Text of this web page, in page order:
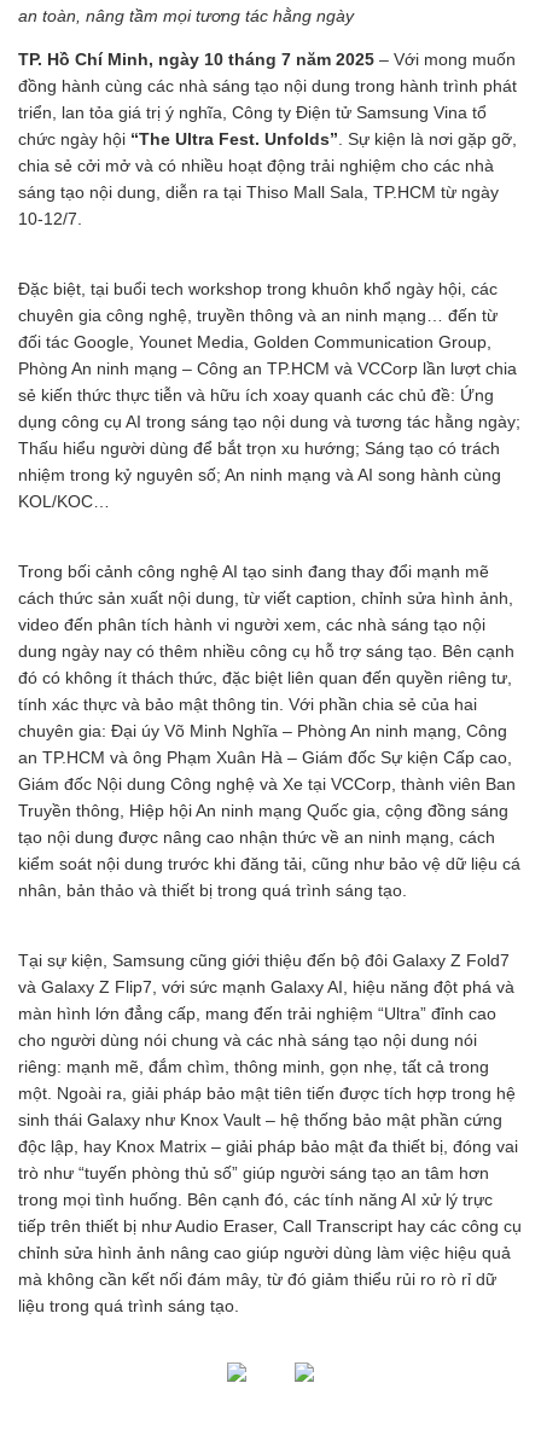
an toàn, nâng tầm mọi tương tác hằng ngày
TP. Hồ Chí Minh, ngày 10 tháng 7 năm 2025 – Với mong muốn
đồng hành cùng các nhà sáng tạo nội dung trong hành trình phát
triển, lan tỏa giá trị ý nghĩa, Công ty Điện tử Samsung Vina tổ
chức ngày hội “The Ultra Fest. Unfolds” . Sự kiện là nơi gặp gỡ,
chia sẻ cởi mở và có nhiều hoạt động trải nghiệm cho các nhà
sáng tạo nội dung, diễn ra tại Thiso Mall Sala, TP.HCM từ ngày
10-12/7.
Đặc biệt, tại buổi tech workshop trong khuôn khổ ngày hội, các
chuyên gia công nghệ, truyền thông và an ninh mạng… đến từ
đối tác Google, Younet Media, Golden Communication Group,
Phòng An ninh mạng – Công an TP.HCM và VCCorp lần lượt chia
sẻ kiến thức thực tiễn và hữu ích xoay quanh các chủ đề: Ứng
dụng công cụ AI trong sáng tạo nội dung và tương tác hằng ngày;
Thấu hiểu người dùng để bắt trọn xu hướng; Sáng tạo có trách
nhiệm trong kỷ nguyên số; An ninh mạng và AI song hành cùng
KOL/KOC…
Trong bối cảnh công nghệ AI tạo sinh đang thay đổi mạnh mẽ
cách thức sản xuất nội dung, từ viết caption, chỉnh sửa hình ảnh,
video đến phân tích hành vi người xem, các nhà sáng tạo nội
dung ngày nay có thêm nhiều công cụ hỗ trợ sáng tạo. Bên cạnh
đó có không ít thách thức, đặc biệt liên quan đến quyền riêng tư,
tính xác thực và bảo mật thông tin. Với phần chia sẻ của hai
chuyên gia: Đại úy Võ Minh Nghĩa – Phòng An ninh mạng, Công
an TP.HCM và ông Phạm Xuân Hà – Giám đốc Sự kiện Cấp cao,
Giám đốc Nội dung Công nghệ và Xe tại VCCorp, thành viên Ban
Truyền thông, Hiệp hội An ninh mạng Quốc gia, cộng đồng sáng
tạo nội dung được nâng cao nhận thức về an ninh mạng, cách
kiểm soát nội dung trước khi đăng tải, cũng như bảo vệ dữ liệu cá
nhân, bản thảo và thiết bị trong quá trình sáng tạo.
Tại sự kiện, Samsung cũng giới thiệu đến bộ đôi Galaxy Z Fold7
và Galaxy Z Flip7, với sức mạnh Galaxy AI, hiệu năng đột phá và
màn hình lớn đẳng cấp, mang đến trải nghiệm “Ultra” đỉnh cao
cho người dùng nói chung và các nhà sáng tạo nội dung nói
riêng: mạnh mẽ, đắm chìm, thông minh, gọn nhẹ, tất cả trong
một. Ngoài ra, giải pháp bảo mật tiên tiến được tích hợp trong hệ
sinh thái Galaxy như Knox Vault – hệ thống bảo mật phần cứng
độc lập, hay Knox Matrix – giải pháp bảo mật đa thiết bị, đóng vai
trò như “tuyến phòng thủ số” giúp người sáng tạo an tâm hơn
trong mọi tình huống. Bên cạnh đó, các tính năng AI xử lý trực
tiếp trên thiết bị như Audio Eraser, Call Transcript hay các công cụ
chỉnh sửa hình ảnh nâng cao giúp người dùng làm việc hiệu quả
mà không cần kết nối đám mây, từ đó giảm thiểu rủi ro rò rỉ dữ
liệu trong quá trình sáng tạo.